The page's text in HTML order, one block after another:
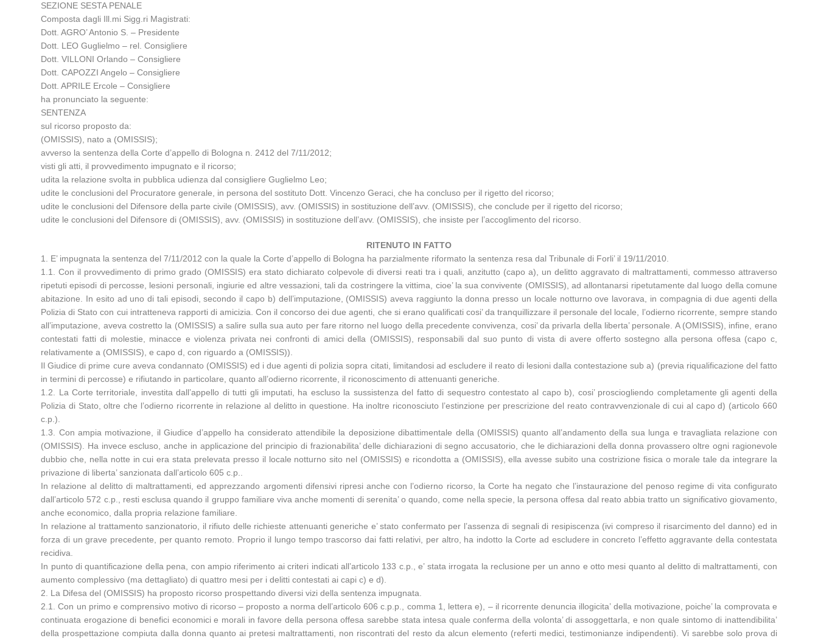
SEZIONE SESTA PENALE
Composta dagli Ill.mi Sigg.ri Magistrati:
Dott. AGRO’ Antonio S. – Presidente
Dott. LEO Guglielmo – rel. Consigliere
Dott. VILLONI Orlando – Consigliere
Dott. CAPOZZI Angelo – Consigliere
Dott. APRILE Ercole – Consigliere
ha pronunciato la seguente:
SENTENZA
sul ricorso proposto da:
(OMISSIS), nato a (OMISSIS);
avverso la sentenza della Corte d’appello di Bologna n. 2412 del 7/11/2012;
visti gli atti, il provvedimento impugnato e il ricorso;
udita la relazione svolta in pubblica udienza dal consigliere Guglielmo Leo;
udite le conclusioni del Procuratore generale, in persona del sostituto Dott. Vincenzo Geraci, che ha concluso per il rigetto del ricorso;
udite le conclusioni del Difensore della parte civile (OMISSIS), avv. (OMISSIS) in sostituzione dell’avv. (OMISSIS), che conclude per il rigetto del ricorso;
udite le conclusioni del Difensore di (OMISSIS), avv. (OMISSIS) in sostituzione dell’avv. (OMISSIS), che insiste per l’accoglimento del ricorso.
RITENUTO IN FATTO
1. E’ impugnata la sentenza del 7/11/2012 con la quale la Corte d’appello di Bologna ha parzialmente riformato la sentenza resa dal Tribunale di Forli’ il 19/11/2010.
1.1. Con il provvedimento di primo grado (OMISSIS) era stato dichiarato colpevole di diversi reati tra i quali, anzitutto (capo a), un delitto aggravato di maltrattamenti, commesso attraverso
ripetuti episodi di percosse, lesioni personali, ingiurie ed altre vessazioni, tali da costringere la vittima, cioe’ la sua convivente (OMISSIS), ad allontanarsi ripetutamente dal luogo della comune
abitazione. In esito ad uno di tali episodi, secondo il capo b) dell’imputazione, (OMISSIS) aveva raggiunto la donna presso un locale notturno ove lavorava, in compagnia di due agenti della
Polizia di Stato con cui intratteneva rapporti di amicizia. Con il concorso dei due agenti, che si erano qualificati cosi’ da tranquillizzare il personale del locale, l’odierno ricorrente, sempre stando
all’imputazione, aveva costretto la (OMISSIS) a salire sulla sua auto per fare ritorno nel luogo della precedente convivenza, cosi’ da privarla della liberta’ personale. A (OMISSIS), infine, erano
contestati fatti di molestie, minacce e violenza privata nei confronti di amici della (OMISSIS), responsabili dal suo punto di vista di avere offerto sostegno alla persona offesa (capo c,
relativamente a (OMISSIS), e capo d, con riguardo a (OMISSIS)).
Il Giudice di prime cure aveva condannato (OMISSIS) ed i due agenti di polizia sopra citati, limitandosi ad escludere il reato di lesioni dalla contestazione sub a) (previa riqualificazione del fatto
in termini di percosse) e rifiutando in particolare, quanto all’odierno ricorrente, il riconoscimento di attenuanti generiche.
1.2. La Corte territoriale, investita dall’appello di tutti gli imputati, ha escluso la sussistenza del fatto di sequestro contestato al capo b), cosi’ prosciogliendo completamente gli agenti della
Polizia di Stato, oltre che l’odierno ricorrente in relazione al delitto in questione. Ha inoltre riconosciuto l’estinzione per prescrizione del reato contravvenzionale di cui al capo d) (articolo 660
c.p.).
1.3. Con ampia motivazione, il Giudice d’appello ha considerato attendibile la deposizione dibattimentale della (OMISSIS) quanto all’andamento della sua lunga e travagliata relazione con
(OMISSIS). Ha invece escluso, anche in applicazione del principio di frazionabilita’ delle dichiarazioni di segno accusatorio, che le dichiarazioni della donna provassero oltre ogni ragionevole
dubbio che, nella notte in cui era stata prelevata presso il locale notturno sito nel (OMISSIS) e ricondotta a (OMISSIS), ella avesse subito una costrizione fisica o morale tale da integrare la
privazione di liberta’ sanzionata dall’articolo 605 c.p..
In relazione al delitto di maltrattamenti, ed apprezzando argomenti difensivi ripresi anche con l’odierno ricorso, la Corte ha negato che l’instaurazione del penoso regime di vita configurato
dall’articolo 572 c.p., resti esclusa quando il gruppo familiare viva anche momenti di serenita’ o quando, come nella specie, la persona offesa dal reato abbia tratto un significativo giovamento,
anche economico, dalla propria relazione familiare.
In relazione al trattamento sanzionatorio, il rifiuto delle richieste attenuanti generiche e’ stato confermato per l’assenza di segnali di resipiscenza (ivi compreso il risarcimento del danno) ed in
forza di un grave precedente, per quanto remoto. Proprio il lungo tempo trascorso dai fatti relativi, per altro, ha indotto la Corte ad escludere in concreto l’effetto aggravante della contestata
recidiva.
In punto di quantificazione della pena, con ampio riferimento ai criteri indicati all’articolo 133 c.p., e’ stata irrogata la reclusione per un anno e otto mesi quanto al delitto di maltrattamenti, con
aumento complessivo (ma dettagliato) di quattro mesi per i delitti contestati ai capi c) e d).
2. La Difesa del (OMISSIS) ha proposto ricorso prospettando diversi vizi della sentenza impugnata.
2.1. Con un primo e comprensivo motivo di ricorso – proposto a norma dell’articolo 606 c.p.p., comma 1, lettera e), – il ricorrente denuncia illogicita’ della motivazione, poiche’ la comprovata e
continuata erogazione di benefici economici e morali in favore della persona offesa sarebbe stata intesa quale conferma della volonta’ di assoggettarla, e non quale sintomo di inattendibilita’
della prospettazione compiuta dalla donna quanto ai pretesi maltrattamenti, non riscontrati del resto da alcun elemento (referti medici, testimonianze indipendenti). Vi sarebbe solo prova di